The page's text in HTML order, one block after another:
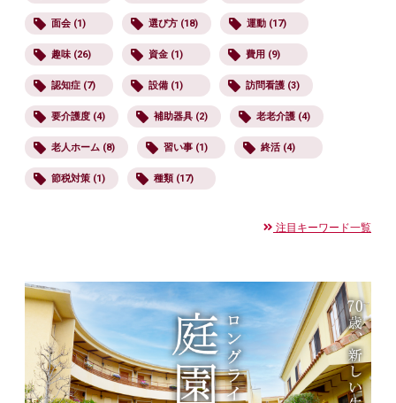
面会 (1) 選び方 (18) 運動 (17)
趣味 (26) 資金 (1) 費用 (9)
認知症 (7) 設備 (1) 訪問看護 (3)
要介護度 (4) 補助器具 (2) 老老介護 (4)
老人ホーム (8) 習い事 (1) 終活 (4)
節税対策 (1) 種類 (17)
注目キーワード一覧